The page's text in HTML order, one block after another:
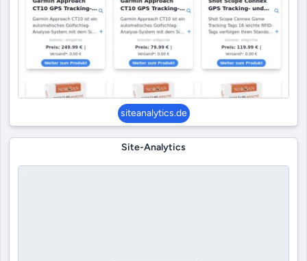
siteanalytics.de
Site-Analytics